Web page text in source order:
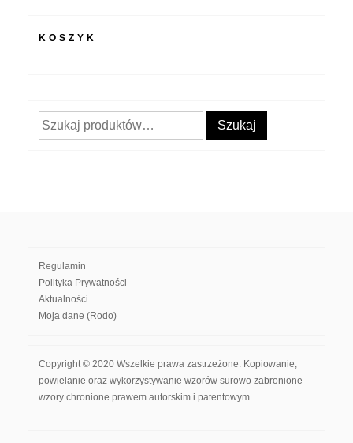
KOSZYK
Szukaj: Szukaj
Regulamin
Polityka Prywatności
Aktualności
Moja dane (Rodo)
Copyright © 2020 Wszelkie prawa zastrzeżone. Kopiowanie,
powielanie oraz wykorzystywanie wzorów surowo zabronione –
wzory chronione prawem autorskim i patentowym.